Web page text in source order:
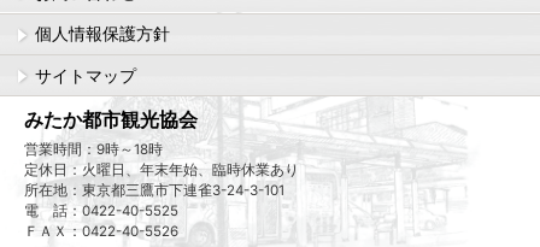
個人情報保護方針
サイトマップ
みたか都市観光協会
営業時間：9時～18時
定休日：火曜日、年末年始、臨時休業あり
所在地：東京都三鷹市下連雀3-24-3-101
電 話：0422-40-5525
ＦＡＸ：0422-40-5526